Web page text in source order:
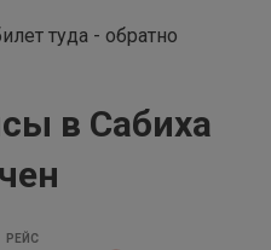
туда - обратно
в Сабиха